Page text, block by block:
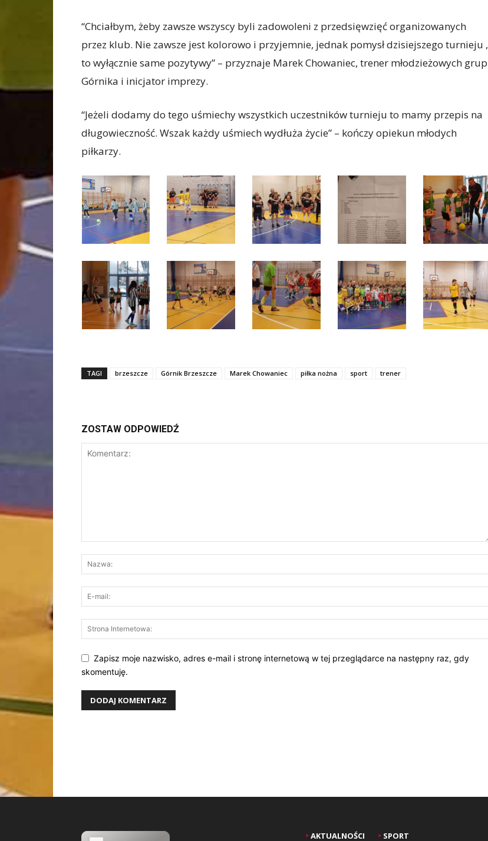
“Chciałbym, żeby zawsze wszyscy byli zadowoleni z przedsięwzięć organizowanych
przez klub. Nie zawsze jest kolorowo i przyjemnie, jednak pomysł dzisiejszego turnieju ,
to wyłącznie same pozytywy” – przyznaje Marek Chowaniec, trener młodzieżowych grup
Górnika i inicjator imprezy.
“Jeżeli dodamy do tego uśmiechy wszystkich uczestników turnieju to mamy przepis na
długowieczność. Wszak każdy uśmiech wydłuża życie” – kończy opiekun młodych
piłkarzy.
TAGI brzeszcze Górnik Brzeszcze Marek Chowaniec piłka nożna sport trener
ZOSTAW ODPOWIEDŹ
Zapisz moje nazwisko, adres e-mail i stronę internetową w tej przeglądarce na następny raz, gdy
skomentuję.
> AKTUALNOŚCI > SPORT